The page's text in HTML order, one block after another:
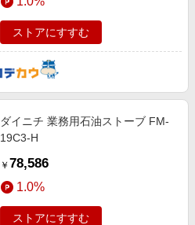
ストアにすすむ
ダイニチ 業務用石油ストーブ FM-
19C3-H
￥ 78,586
1.0%
ストアにすすむ